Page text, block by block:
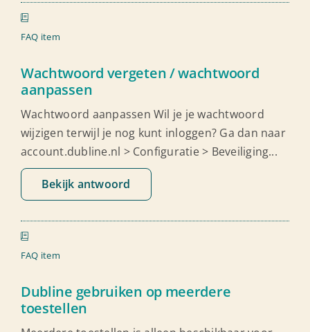
FAQ item
Wachtwoord vergeten / wachtwoord
aanpassen
Wachtwoord aanpassen Wil je je wachtwoord
wijzigen terwijl je nog kunt inloggen? Ga dan naar
account.dubline.nl > Configuratie > Beveiliging...
Bekijk antwoord
FAQ item
Dubline gebruiken op meerdere
toestellen